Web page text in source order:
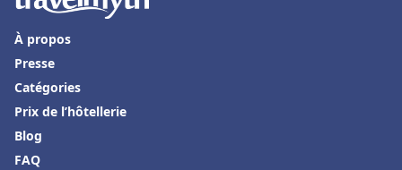
À propos
Presse
Catégories
Prix de l’hôtellerie
Blog
FAQ